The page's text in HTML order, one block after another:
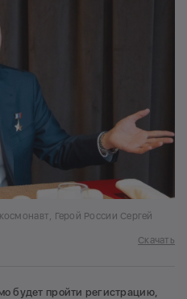
Герой России Сергей
Скачать
будет пройти регистрацию,